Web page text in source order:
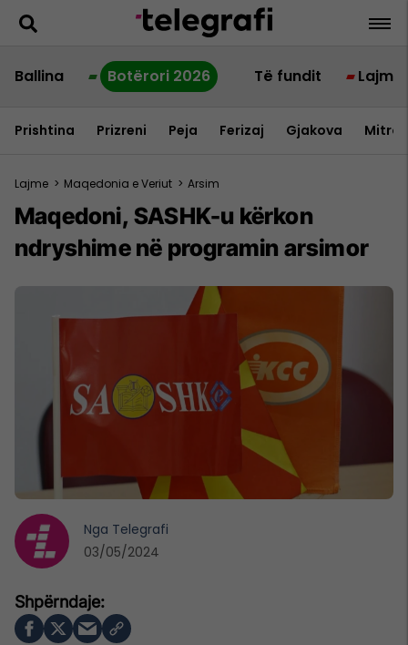
Ballina Botërori 2026 Të fundit Lajme
Prishtina Prizreni Peja Ferizaj Gjakova
Lajme > Maqedonia e Veriut > Arsim
Maqedoni, SASHK-u kërkon
ndryshime në programin arsimor
Nga Telegrafi
03/05/2024